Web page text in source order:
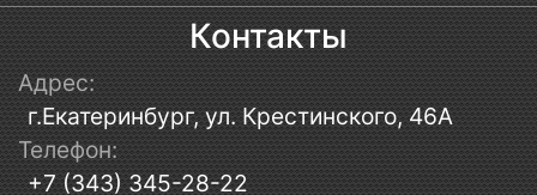
Контакты
Адрес:
г.Екатеринбург, ул. Крестинского, 46А
Телефон:
+7 (343) 345-28-22